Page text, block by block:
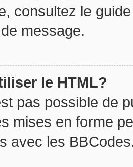
consultez le
message.
le HTML?
pas possible de
mises en forme
avec les